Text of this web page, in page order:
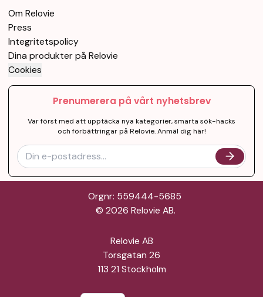
Om Relovie
Press
Integritetspolicy
Dina produkter på Relovie
Cookies
Prenumerera på vårt nyhetsbrev
Var först med att upptäcka nya kategorier, smarta sök-hacks
och förbättringar på Relovie. Anmäl dig här!
Orgnr: 559444-5685
© 2026 Relovie AB.
Relovie AB
Torsgatan 26
113 21 Stockholm